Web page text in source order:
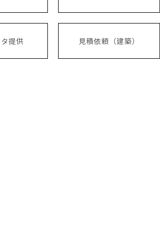
提供 見積依頼（建築）